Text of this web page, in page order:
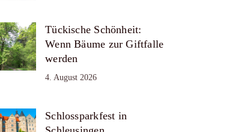
Tückische Schönheit:
Wenn Bäume zur Giftfalle
werden
4. August 2026
Schlossparkfest in